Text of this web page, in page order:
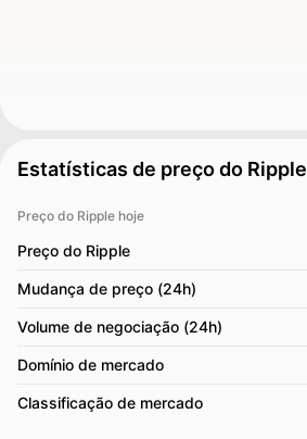
Estatísticas de preço do Ripple
Preço do Ripple hoje
Preço do Ripple
Mudança de preço (24h)
Volume de negociação (24h)
Domínio de mercado
Classificação de mercado